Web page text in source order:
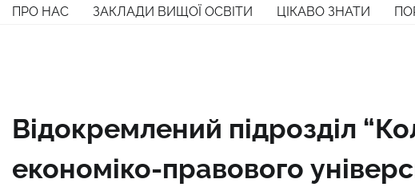
Перейти
ПРО НАС ЗАКЛАДИ ВИЩОЇ ОСВІТИ ЦІКАВО ЗНАТИ
Відокремлений підрозділ
економіко-правового